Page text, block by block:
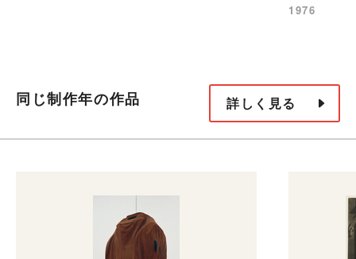
1976
同じ制作年の作品 詳しく見る